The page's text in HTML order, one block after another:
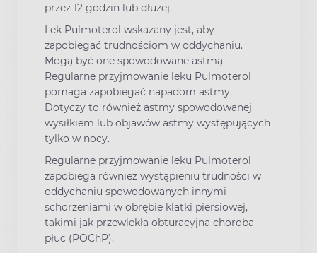
przez 12 godzin lub dłużej.
Lek Pulmoterol wskazany jest, aby
zapobiegać trudnościom w oddychaniu.
Mogą być one spowodowane astmą.
Regularne przyjmowanie leku Pulmoterol
pomaga zapobiegać napadom astmy.
Dotyczy to również astmy spowodowanej
wysiłkiem lub objawów astmy występujących
tylko w nocy.
Regularne przyjmowanie leku Pulmoterol
zapobiega również wystąpieniu trudności w
oddychaniu spowodowanych innymi
schorzeniami w obrębie klatki piersiowej,
takimi jak przewlekła obturacyjna choroba
płuc (POChP).